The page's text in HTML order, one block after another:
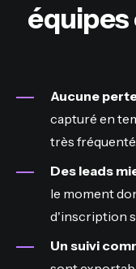
Aucune
capturé en
très fréquenté.
Des leads
le moment
d'inscription
Un suivi